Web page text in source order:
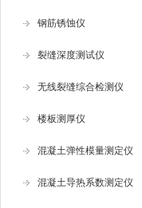
钢筋锈蚀仪
裂缝深度测试仪
无线裂缝综合检测仪
楼板测厚仪
混凝土弹性模量测定仪
混凝土导热系数测定仪